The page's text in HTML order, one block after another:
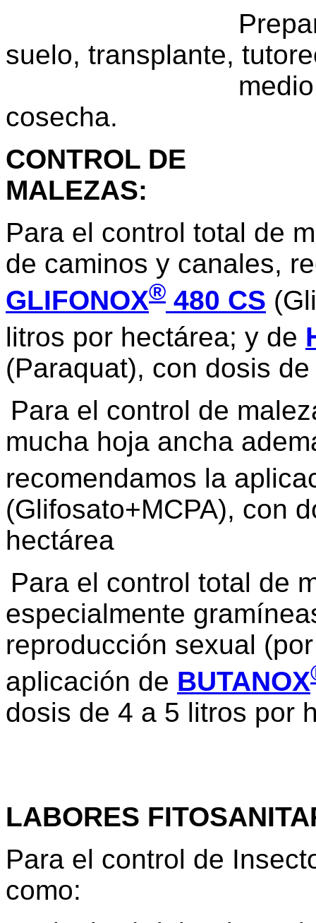
suelo, transplante,
medio
cosecha.
CONTROL DE
MALEZAS:
Para el control total de
de caminos y canales,
GLIFONOX® 480 CS
litros por hectárea; y de
(Paraquat), con dosis
Para el control de
mucha hoja ancha
recomendamos la
(Glifosato+MCPA), con
hectárea
Para el control total de
especialmente
reproducción sexual
aplicación de BUTANOX
dosis de 4 a 5 litros por
LABORES
Para el control de
como: